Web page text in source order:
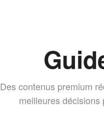
Des contenus premium
meilleures